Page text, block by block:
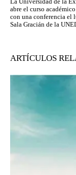
abre el curso
con una conferencia el
Sala Gracián de la
ARTÍCULOS